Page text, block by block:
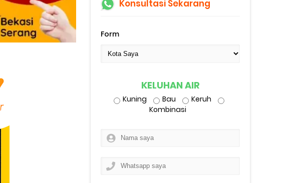
Konsultasi Sekarang
Form
KELUHAN AIR
Kuning Bau
Keruh
Kombinasi